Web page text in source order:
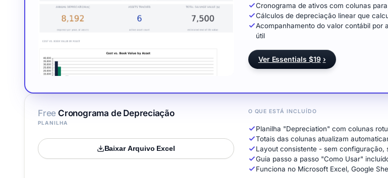
Free Cronograma de Depreciação
PLANILHA
Baixar Arquivo Excel
O QUE ESTÁ INCLUÍDO
Planilha "Depreciation" com colunas
Totais das colunas atualizam
Layout consistente - sem configuração,
Guia passo a passo "Como Usar"
Funciona no Microsoft Excel, Google
Cronograma de ativos com colunas
Cálculos de depreciação linear que
Acompanhamento do valor contábil por
útil
Ver Essentials $19 ›